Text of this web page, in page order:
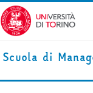
Vai al contenuto
Scuola di